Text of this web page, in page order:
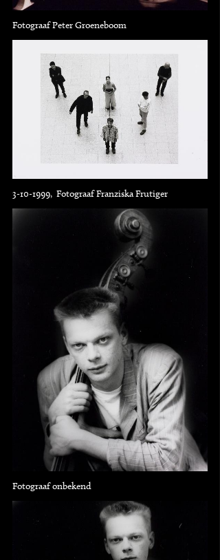
Fotograaf Peter Groeneboom
3-10-1999, Fotograaf Franziska Frutiger
Fotograaf onbekend